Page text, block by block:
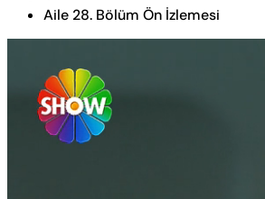
Aile 28. Bölüm Ön İzlemesi